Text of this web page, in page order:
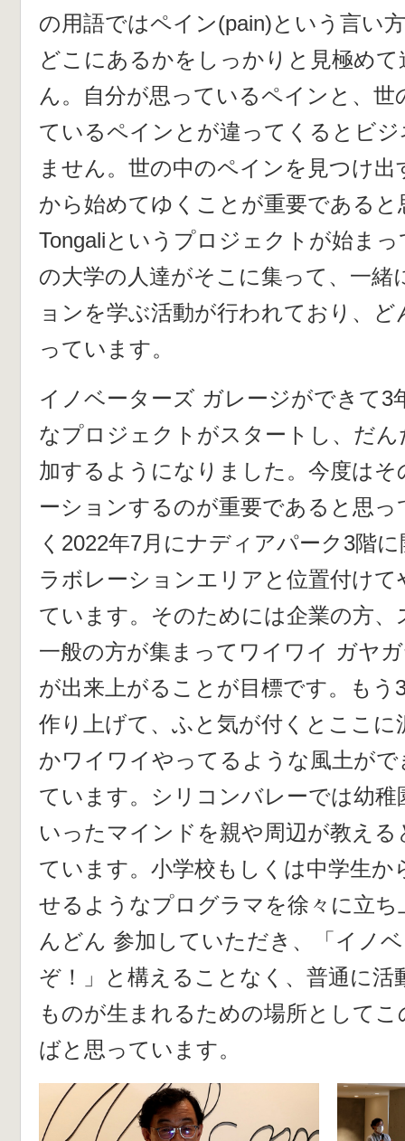
の用語ではペイン(pain)という言い
どこにあるかをしっかりと見極め
ん。自分が思っているペインと、世
ているペインとが違ってくるとビ
ません。世の中のペインを見つけ
から始めてゆくことが重要である
Tongaliというプロジェクトが始ま
の大学の人達がそこに集って、一緒
ョンを学ぶ活動が行われており、
っています。
イノベーターズ ガレージができて3
なプロジェクトがスタートし、だ
加するようになりました。今度は
ーションするのが重要であると思
く2022年7月にナディアパーク3階
ラボレーションエリアと位置付け
ています。そのためには企業の方
一般の方が集まってワイワイ ガヤ
が出来上がることが目標です。もう
作り上げて、ふと気が付くとここに
かワイワイやってるような風土が
ています。シリコンバレーでは幼稚
いったマインドを親や周辺が教え
ています。小学校もしくは中学生か
せるようなプログラマを徐々に立
んどん 参加していただき、「イノ
ぞ！」と構えることなく、普通に活
ものが生まれるための場所として
ばと思っています。